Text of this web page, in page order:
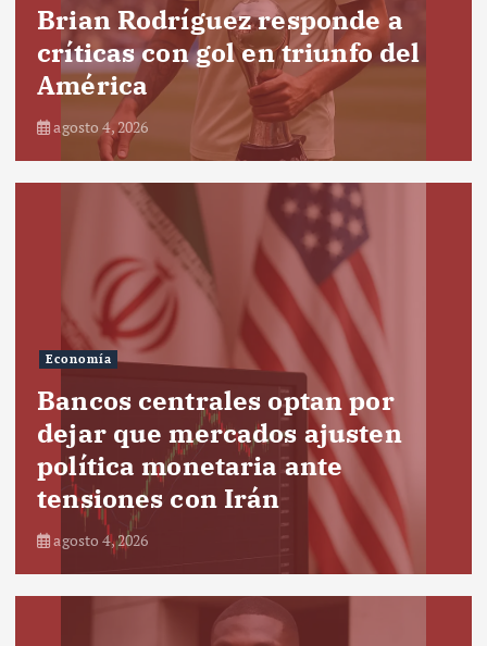
Brian Rodríguez responde a
críticas con gol en triunfo del
América
agosto 4, 2026
Economía
Bancos centrales optan por
dejar que mercados ajusten
política monetaria ante
tensiones con Irán
agosto 4, 2026